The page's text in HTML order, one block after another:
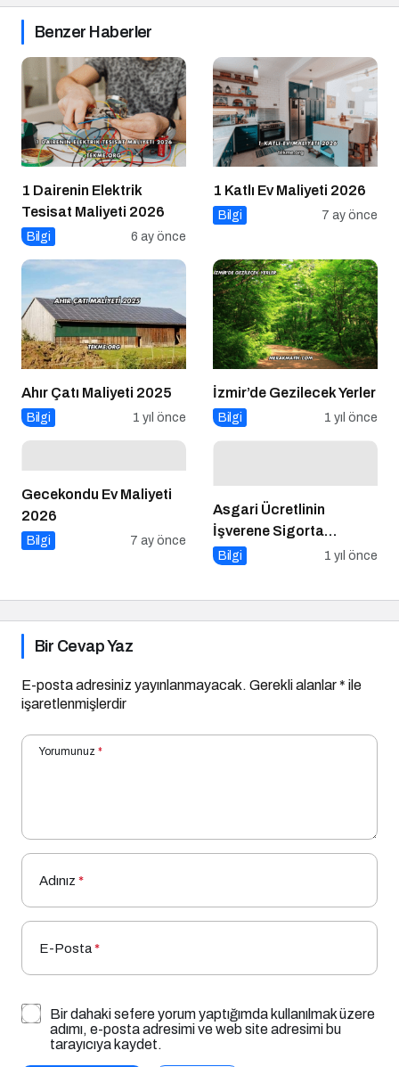
Benzer Haberler
1 Dairenin Elektrik
Tesisat Maliyeti 2026
Bilgi 6 ay önce
1 Katlı Ev Maliyeti 2026
Bilgi 7 ay önce
Ahır Çatı Maliyeti 2025
Bilgi 1 yıl önce
İzmir’de Gezilecek Yerler
Bilgi 1 yıl önce
Gecekondu Ev Maliyeti
2026
Bilgi 7 ay önce
Asgari Ücretlinin
İşverene Sigorta
Maliyeti 2025
Bilgi 1 yıl önce
Bir Cevap Yaz
E-posta adresiniz yayınlanmayacak. Gerekli alanlar* ile
işaretlenmişlerdir
Yorumunuz *
Adınız *
E-Posta*
Bir dahaki sefere yorum yaptığımda kullanılmak üzere
adımı, e-posta adresimi ve web site adresimi bu
tarayıcıya kaydet.